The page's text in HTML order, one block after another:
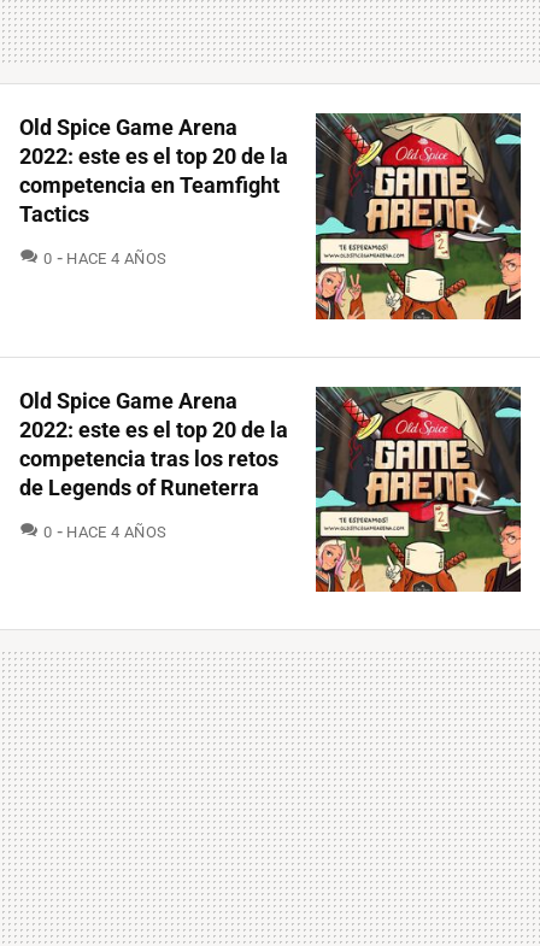
Old Spice Game Arena
2022: este es el top 20 de la
competencia en Teamfight
Tactics
0 COMENTARIOS
HACE 4 AÑOS
Old Spice Game Arena
2022: este es el top 20 de la
competencia tras los retos
de Legends of Runeterra
0 COMENTARIOS
HACE 4 AÑOS